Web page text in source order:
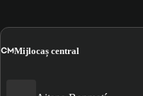
CMMijlocaș central